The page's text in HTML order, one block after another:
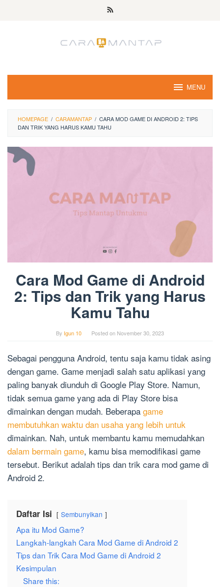
MENU
HOMEPAGE / CARAMANTAP / CARA MOD GAME DI ANDROID 2: TIPS
DAN TRIK YANG HARUS KAMU TAHU
Cara Mod Game di Android
2: Tips dan Trik yang Harus
Kamu Tahu
By Igun 10 Posted on November 30, 2023
Sebagai pengguna Android, tentu saja kamu tidak asing
dengan game. Game menjadi salah satu aplikasi yang
paling banyak diunduh di Google Play Store. Namun,
tidak semua game yang ada di Play Store bisa
dimainkan dengan mudah. Beberapa game
membutuhkan waktu dan usaha yang lebih untuk
dimainkan. Nah, untuk membantu kamu memudahkan
dalam bermain game, kamu bisa memodifikasi game
tersebut. Berikut adalah tips dan trik cara mod game di
Android 2.
Daftar Isi Sembunyikan
Apa itu Mod Game?
Langkah-langkah Cara Mod Game di Android 2
Tips dan Trik Cara Mod Game di Android 2
Kesimpulan
Share this: